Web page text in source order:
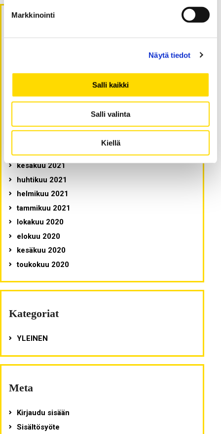
Markkinointi
Näytä tiedot
Salli kaikki
Salli valinta
Kiellä
maaliskuu 2022
kesäkuu 2021
huhtikuu 2021
helmikuu 2021
tammikuu 2021
lokakuu 2020
elokuu 2020
kesäkuu 2020
toukokuu 2020
Kategoriat
YLEINEN
Meta
Kirjaudu sisään
Sisältösyöte